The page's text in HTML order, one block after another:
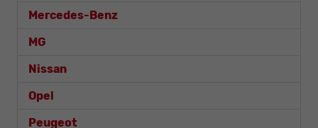
Mercedes-Benz
MG
Nissan
Opel
Peugeot